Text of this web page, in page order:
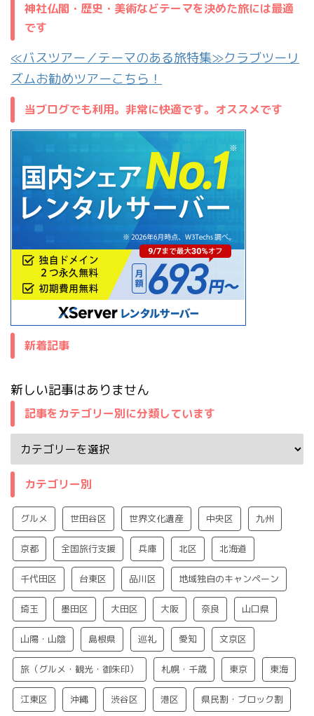
神社仏閣・歴史・美術などテーマを決めた旅には最適
です
≪バスツアー／テーマのある旅特集≫クラブツーリ
ズムお勧めツアーこちら！
当ブログでも利用。非常に快適です。オススメです
新着記事
新しい記事はありません
記事をカテゴリー別に分類しています
カテゴリー別
グルメ 世田谷区 世界文化遺産 中央区 九州
京都 全国旅行支援 兵庫 北区 北海道
千代田区 台東区 品川区 地域独自のキャンペーン
埼玉 墨田区 大田区 大阪 奈良 山口県
山陽・山陰 島根県 巡礼 愛知 文京区
旅（グルメ・観光・御朱印） 札幌・千歳 東京 東海
江東区 沖縄 渋谷区 港区 県民割・ブロック割